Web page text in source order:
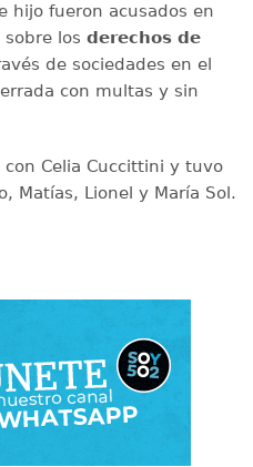
hijo fueron acusados en
los derechos de
de sociedades en el
con multas y sin
con Celia Cuccittini y tuvo
Matías, Lionel y María Sol.